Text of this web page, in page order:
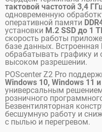
тактовой частотой 3,4
одновременную
оперативной памяти
установки M.2 SSD до 1
скорость работы
базе данных. Встроенная
обрабатывать графику и
высоком разрешении.
POScenter Z2 Pro
Windows 10, Windows 11
универсальным
розничного
Безвентиляторная
бесшумную работу и
с пылью и перегревом.